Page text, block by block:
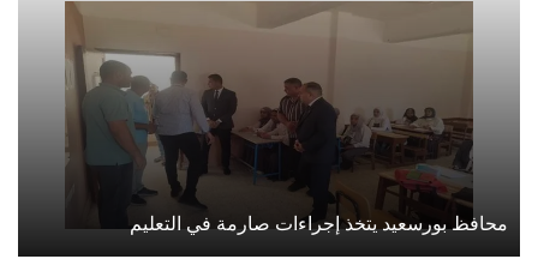
محافظ بورسعيد يتخذ إجراءات صارمة في التعليم